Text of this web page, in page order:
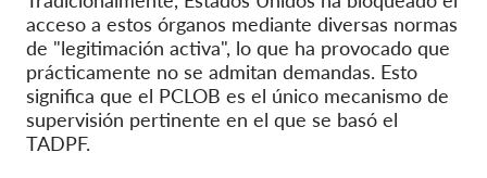
acceso a estos órganos mediante diversas normas
de "legitimación activa", lo que ha provocado que
prácticamente no se admitan demandas. Esto
significa que el PCLOB es el único mecanismo de
supervisión pertinente en el que se basó el
TADPF.